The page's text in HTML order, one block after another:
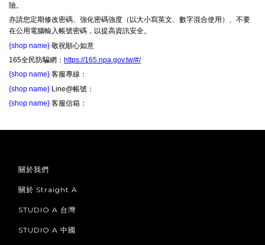
險。
亦請您定期修改密碼、強化密碼強度（以大小寫英文、數字混合使用）、不要
在公用電腦輸入帳號密碼，以提高資訊安全。
{shop name} 敬祝順心如意
165全民防騙網： https://165.npa.gov.tw/#/
{shop name} 客服專線：
{shop name} Line@帳號：
{shop name} 客服信箱：
關於我們
關於 Straight A
STUDIO A 台灣
STUDIO A 中國